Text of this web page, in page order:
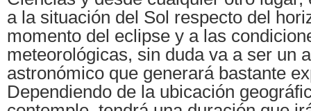
a la situación del Sol respecto del
momento del eclipse y a las
meteorológicas, sin duda va a ser un
astronómico que generará bastante
Dependiendo de la ubicación